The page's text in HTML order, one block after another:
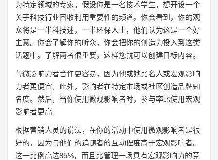
为特定领域的专家。假设你是一名技术学生，想开设一个
关于科技行业回收利用重要性的频道。你会看到，你的观
众将是一半科技迷，一半环保人士，他们认为这是一个好
主意。你会了解你的听众，你会把你的创造力投入到这类
话题中。了解两者很重要，这样您就可以创建目标内容。
与微影响力者合作更容易，因为他或她比名人或宏观影响
力者更便宜。此外，影响者在特定市场或社区创造品牌知
名度。然后，当你使用微观影响者时，参与率比使用宏观
影响者更高。
根据营销人员的说法，在你的活动中使用微观影响者是很
好的，因为与他们的追随者的互动程度高于宏观影响者。
这一比例高达85%，而且比管理一场具有宏观影响力的竞